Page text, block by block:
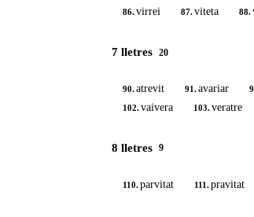
86.virrei 87.viteta 88.
7 lletres 20
90.atrevit 91.avariar
102.vaivera 103.veratre
8 lletres 9
110.parvitat 111.pravitat